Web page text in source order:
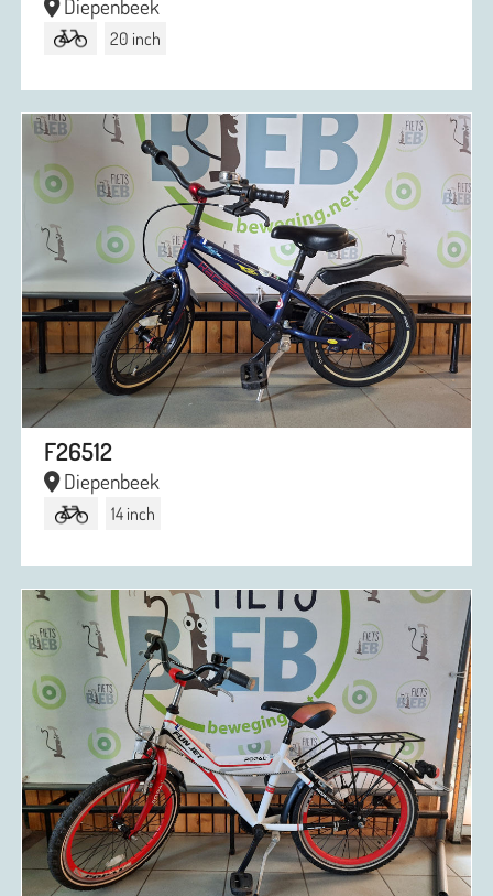
Diepenbeek
20 inch
F26512
Diepenbeek
14 inch